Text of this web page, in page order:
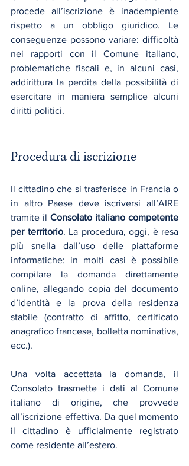
procede all’iscrizione è inadempiente
rispetto a un obbligo giuridico. Le
conseguenze possono variare: difficoltà
nei rapporti con il Comune italiano,
problematiche fiscali e, in alcuni casi,
addirittura la perdita della possibilità di
esercitare in maniera semplice alcuni
diritti politici.
Procedura di iscrizione
Il cittadino che si trasferisce in Francia o
in altro Paese deve iscriversi all’AIRE
tramite il Consolato italiano competente
per territorio. La procedura, oggi, è resa
più snella dall’uso delle piattaforme
informatiche: in molti casi è possibile
compilare la domanda direttamente
online, allegando copia del documento
d’identità e la prova della residenza
stabile (contratto di affitto, certificato
anagrafico francese, bolletta nominativa,
ecc.).
Una volta accettata la domanda, il
Consolato trasmette i dati al Comune
italiano di origine, che provvede
all’iscrizione effettiva. Da quel momento
il cittadino è ufficialmente registrato
come residente all’estero.